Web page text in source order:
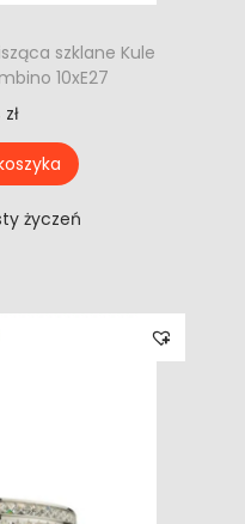
szklane Kule
10xE27
zł
życzeń